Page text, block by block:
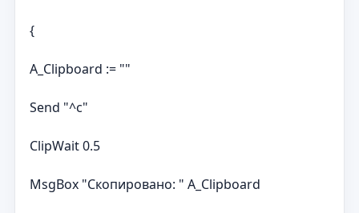
{
A_Clipboard := ""
Send "^c"
ClipWait 0.5
MsgBox "Скопировано: " A_Clipboard